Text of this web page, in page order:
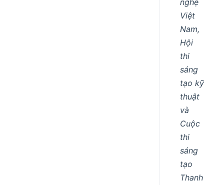
Việt
Nam,
Hội
thi
sáng
tạo kỹ
thuật
và
Cuộc
thi
sáng
tạo
Thanh